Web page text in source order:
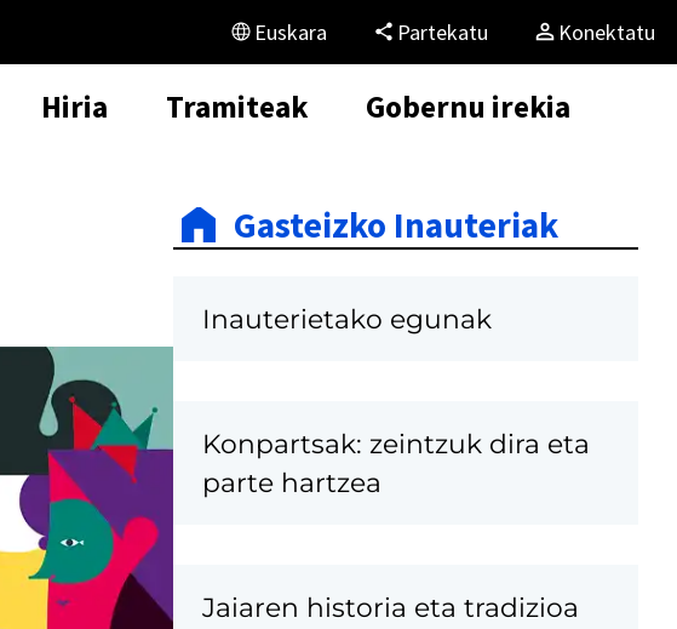
Euskara Partekatu Konektatu
Hiria Tramiteak Gobernu irekia
Gasteizko Inauteriak
Inauterietako egunak
Konpartsak: zeintzuk dira eta
parte hartzea
Jaiaren historia eta tradizioa